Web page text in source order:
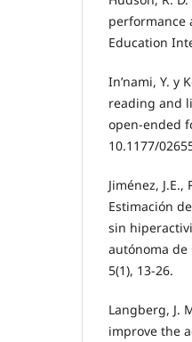
performance
Education
In’nami, Y. y
reading and
open-ended
10.1177/
Jiménez,
Estimación
sin
autónoma de
5(1), 13-26.
Langberg, J.
improve the